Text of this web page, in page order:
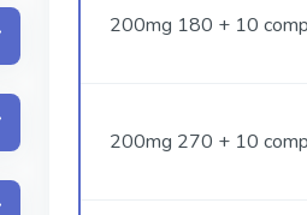
200mg 180 + 10
200mg 270 + 10